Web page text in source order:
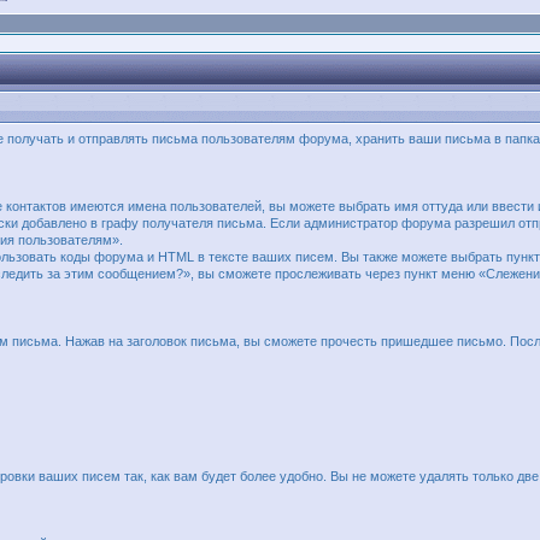
и отправлять письма пользователям форума, хранить ваши письма в
имеются имена пользователей, вы можете выбрать имя оттуда или
добавлено в графу получателя письма. Если администратор форума разрешил
пользователям».
коды форума и HTML в тексте ваших писем. Вы также можете выбрать
за этим сообщением?», вы сможете прослеживать через пункт меню
Нажав на заголовок письма, вы сможете прочесть пришедшее письмо.
ваших писем так, как вам будет более удобно. Вы не можете удалять